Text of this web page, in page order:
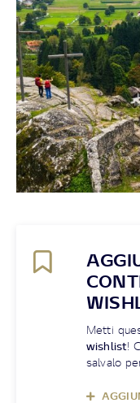
Metti
wishlist!
salvalo